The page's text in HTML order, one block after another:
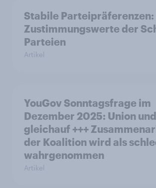
Stabile Parteipräferenzen:
Zustimmungswerte der
Parteien
Artikel
YouGov Sonntagsfrage im
Dezember 2025: Union
gleichauf +++
der Koalition wird als
wahrgenommen
Artikel